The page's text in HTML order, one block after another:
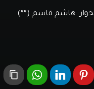
هاشم قاسم (**)